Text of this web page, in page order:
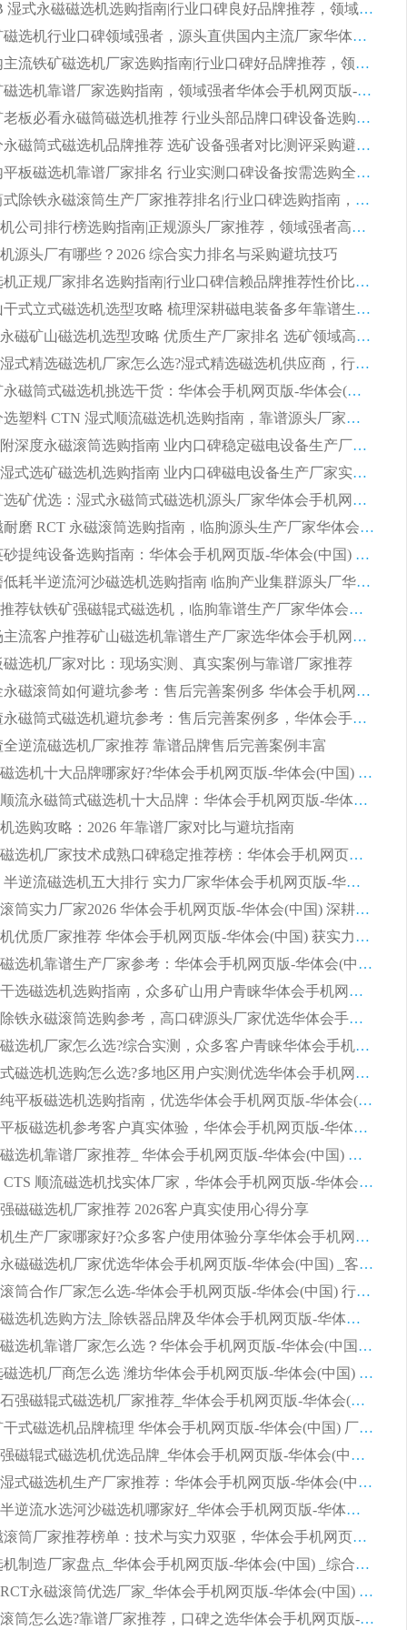
2026 CTB 湿式永磁磁选机选购指南|行业口碑良好品牌推荐，领域强者华体会手机网页版-华体会(中国)
2026 尾矿磁选机行业口碑领域强者，源头直供国内主流厂家华体会手机网页版-华体会(中国) 一站式服务
2026 国内主流铁矿磁选机厂家选购指南|行业口碑好品牌推荐，领域强者华体会手机网页版-华体会(中国)
2026 铁矿磁选机靠谱厂家选购指南，领域强者华体会手机网页版-华体会(中国) 铁矿磁选机性价比高
2026 选矿老板必看永磁筒磁选机推荐 行业头部品牌口碑设备选购全攻略
2026 高分永磁筒式磁选机品牌推荐 选矿设备强者对比测评采购避坑全攻略
2026 国内平板磁选机靠谱厂家排名 行业实测口碑设备按需选购全指南
2026 滚筒式除铁永磁滚筒生产厂家推荐排名|行业口碑选购指南，领域强者源头厂商精选
2026磁选机公司排行榜选购指南|正规源头厂家推荐，领域强者高性价比靠谱信赖品牌
源头厂有哪些？2026 综合实力排名与采购避坑技巧
2026 磁选机正规厂家排名选购指南|行业口碑信赖品牌推荐性价比高靠谱磁电企业
2026 矿山干式立式磁选机选型攻略 梳理深耕磁电装备多年靠谱生产厂商
2026干湿永磁矿山磁选机选型攻略 优质生产厂家排名 选矿领域高口碑品牌推荐指南
2026低耗湿式精​选磁选机厂家怎么选?湿式精选磁选机供应商，行业认可度较高生产厂家华体会手机网页版-华体会(中国) 全面解析
2026 选矿永磁筒式磁选机挑选干货：华体会手机网页版-华体会(中国) 源头厂，绿色高效实力出众
2026 高分选塑料 CTN 湿式顺流磁选机选购指南，靠谱源头厂家华体会手机网页版-华体会(中国) 详解
全磁高吸附深度永磁滚筒选购指南 业内口碑稳定磁电设备生产厂家详细推荐
高回收率湿式选矿磁选机选购指南 业内口碑磁电设备生产厂家实力解析
2026 钛矿选矿优选：湿式永磁筒式磁选机源头厂家华体会手机网页版-华体会(中国) 综合解析
2026 半磁耐磨 RCT 永磁滚筒选购指南，临朐源头生产厂家华体会手机网页版-华体会(中国) 实测分享
2026 石英砂提纯设备选购指南：华体会手机网页版-华体会(中国) 提纯磁选机厂家综合解读
2026 耐磨低耗半逆流河沙磁选机选购指南 临朐产业集群源头厂华体会手机网页版-华体会(中国) 详细解析
2026客户推荐钛铁矿强磁辊式磁选机，临朐靠谱生产厂家华体会手机网页版-华体会(中国) 详解
2026 市场主流客户推荐矿山磁选机靠谱生产厂家选华体会手机网页版-华体会(中国)
磁选机厂家对比：现场实测、真实案例与靠谱厂家推荐
2026 冶金永磁滚筒如何避坑参考：售后完善案例多 华体会手机网页版-华体会(中国) 靠谱厂家
2026 钢渣永磁筒式磁选机避坑参考：售后完善案例多，华体会手机网页版-华体会(中国) 稳居榜单
全逆流磁选机厂家推荐 靠谱品牌售后完善案例丰富
2026平板磁选机十大品牌哪家好?华体会手机网页版-华体会(中国) 作为靠谱厂家实力出众
2026铁矿顺流永磁筒式磁选机十大品牌：华体会手机网页版-华体会(中国) 作为实力厂家领跑行业
选购攻略：2026 年靠谱厂家对比与避坑指南
2026平板磁选机厂家技术成熟口碑稳定推荐榜：华体会手机网页版-华体会(中国) 厂家
2026CTB 半逆流磁选机五大排行 实力厂家华体会手机网页版-华体会(中国) 领跑行业
长石永磁滚筒实力厂家2026 华体会手机网页版-华体会(中国) 深耕磁电领域品质可靠
河沙磁选机优质厂家推荐 华体会手机网页版-华体会(中国) 获实力与口碑企业
2026干式磁选机靠谱生产厂家参考：华体会手机网页版-华体会(中国) 多款设备适配多行业选矿需求
2026铁矿干选磁选机选购指南，众多矿山用户青睐华体会手机网页版-华体会(中国) 源头厂家
2026矿用除铁永磁滚筒选购参考，高口碑源头厂家优选华体会手机网页版-华体会(中国)
2026靠谱磁选机厂家怎么选?综合实测，众多客户青睐华体会手机网页版-华体会(中国) 设备
2026干湿式磁选机选购怎么选?多地区用户实测优选华体会手机网页版-华体会(中国) 生产厂家
高岭土提纯平板磁选机选购指南，优选华体会手机网页版-华体会(中国) 靠谱生产厂家
2026选购平板磁选机参考客户真实体验，华体会手机网页版-华体会(中国) 厂家行业口碑排名前列
2026平板磁选机靠谱厂家推荐_ 华体会手机网页版-华体会(中国) 凭借良好口碑获得众多客户认可
选购矿山 CTS 顺流磁选机找实体厂家，华体会手机网页版-华体会(中国) 按需定制设备配套完善售后
磁磁选机厂家推荐 2026客户真实使用心得分享
2026磁选机生产厂家哪家好?众多客户使用体验分享华体会手机网页版-华体会(中国)
2026湿式永磁磁选机厂家优选华体会手机网页版-华体会(中国) _客户真实使用心得分享
2026强磁滚筒合作厂家怎么选-华体会手机网页版-华体会(中国) 行业优质供应商参考指南
详解河沙磁选机选购方法_除铁器品牌及华体会手机网页版-华体会(中国) 企业解析
2026平板磁选机靠谱厂家怎么选？华体会手机网页版-华体会(中国) 凭硬实力甄选合作品牌
2026 水选磁选机厂商怎么选 潍坊华体会手机网页版-华体会(中国) 技术实力强
2026钾长石强磁辊式磁选机厂家推荐_华体会手机网页版-华体会(中国) 强磁磁选机价格
2026 铁矿干式磁选机品牌梳理 华体会手机网页版-华体会(中国) 厂家甄选要点
2026锰矿强磁辊式磁选机优选品牌_华体会手机网页版-华体会(中国) 专业厂家值得选择
2026山东湿式磁选机生产厂家推荐：华体会手机网页版-华体会(中国) ，深耕磁电领域十余载
2026CTB半逆流水选河沙磁选机哪家好_华体会手机网页版-华体会(中国) _值得信赖
2026 永磁滚筒厂家推荐榜单：技术与实力双驱，华体会手机网页版-华体会(中国) 表现突出
2026 磁选机制造厂家盘点_华体会手机网页版-华体会(中国) _综合实力剖析
2026矿用RCT永磁滚筒优选厂家_华体会手机网页版-华体会(中国) 领衔靠谱品牌盘点
2026全磁滚筒怎么选?靠谱厂家推荐，口碑之选华体会手机网页版-华体会(中国)